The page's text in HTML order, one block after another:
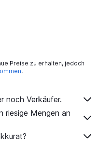
Preise zu erhalten, jedoch
.
noch Verkäufer.
riesige Mengen an